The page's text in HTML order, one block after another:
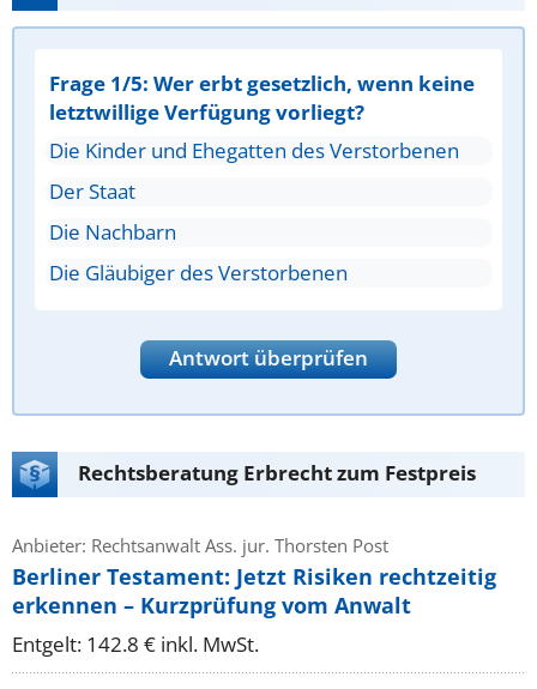
Frage 1/5: Wer erbt gesetzlich, wenn keine
letztwillige Verfügung vorliegt?
Die Kinder und Ehegatten des Verstorbenen
Der Staat
Die Nachbarn
Die Gläubiger des Verstorbenen
Antwort überprüfen
Rechtsberatung Erbrecht zum Festpreis
Anbieter: Rechtsanwalt Ass. jur. Thorsten Post
Berliner Testament: Jetzt Risiken rechtzeitig
erkennen – Kurzprüfung vom Anwalt
Entgelt: 142.8 € inkl. MwSt.